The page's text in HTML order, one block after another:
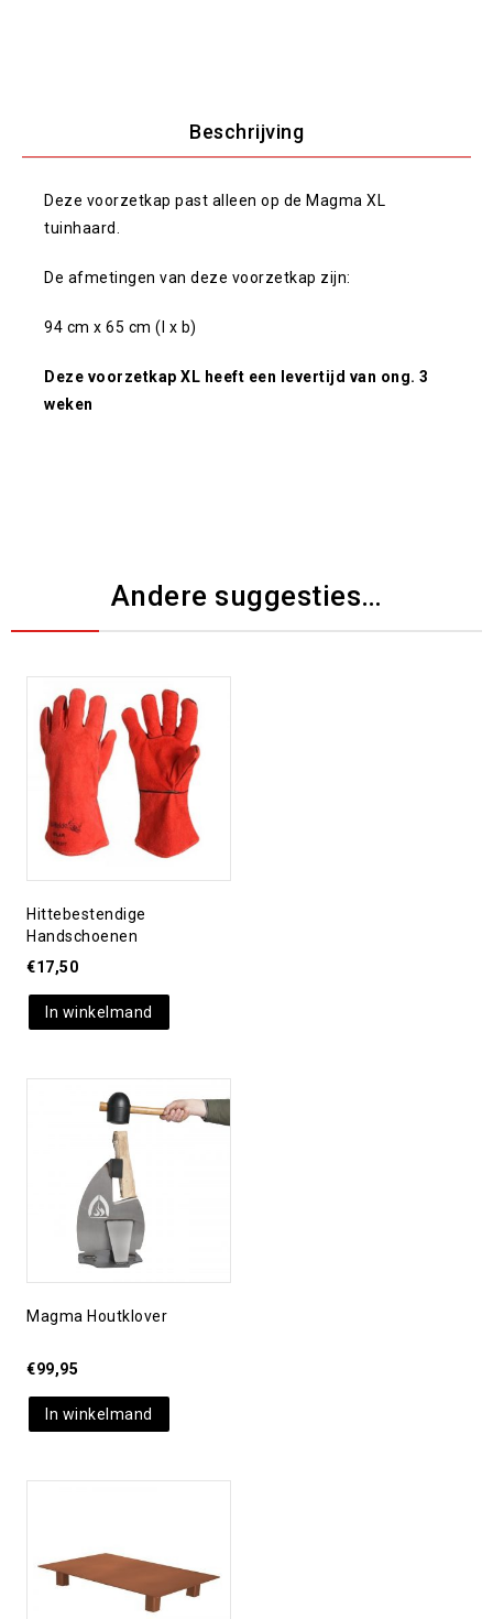
Beschrijving
Deze voorzetkap past alleen op de Magma XL
tuinhaard.
De afmetingen van deze voorzetkap zijn:
94 cm x 65 cm (l x b)
Deze voorzetkap XL heeft een levertijd van ong. 3
weken
Andere suggesties…
Hittebestendige
Handschoenen
€17,50
In winkelmand
Magma Houtklover
€99,95
In winkelmand